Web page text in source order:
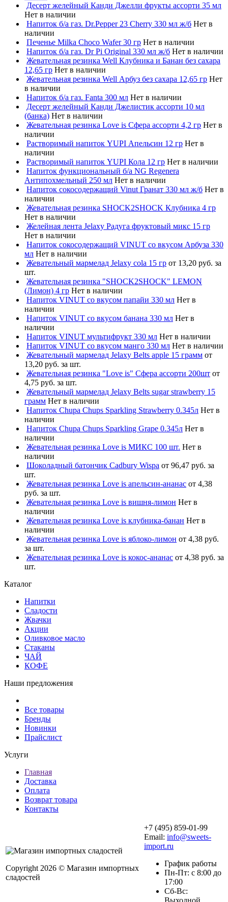
Десерт желейный Канди Джелли фрукты ассорти 35 мл
Нет в наличии
Напиток б/а газ. Dr.Pepper 23 Cherry 330 мл ж/б Нет в
наличии
Печенье Milka Choco Wafer 30 гр Нет в наличии
Напиток б/а газ. Dr Pi Original 330 мл ж/б Нет в наличии
Жевательная резинка Well Клубника и Банан без сахара
12,65 гр Нет в наличии
Жевательная резинка Well Арбуз без сахара 12,65 гр Нет
в наличии
Напиток б/а газ. Fanta 300 мл Нет в наличии
Десерт желейный Канди Джелистик ассорти 10 мл
(банка) Нет в наличии
Жевательная резинка Love is Сфера ассорти 4,2 гр Нет в
наличии
Растворимый напиток YUPI Апельсин 12 гр Нет в
наличии
Растворимый напиток YUPI Кола 12 гр Нет в наличии
Напиток функциональный б/а NG Regenera
Антипохмельный 250 мл Нет в наличии
Напиток сокосодержащий Vinut Гранат 330 мл ж/б Нет в
наличии
Жевательная резинка SHOCK2SHOCK Клубника 4 гр
Нет в наличии
Желейная лента Jelaxy Радуга фруктовый микс 15 гр
Нет в наличии
Напиток сокосодержащий VINUT со вкусом Арбуза 330
мл Нет в наличии
Жевательный мармелад Jelaxy cola 15 гр от 13,20 руб. за
шт.
Жевательная резинка "SHOCK2SHOCK" LEMON
(Лимон) 4 гр Нет в наличии
Напиток VINUT со вкусом папайи 330 мл Нет в
наличии
Напиток VINUT со вкусом банана 330 мл Нет в
наличии
Напиток VINUT мультифрукт 330 мл Нет в наличии
Напиток VINUT со вкусом манго 330 мл Нет в наличии
Жевательный мармелад Jelaxy Belts apple 15 грамм от
13,20 руб. за шт.
Жевательная резинка "Love is" Сфера ассорти 200шт от
4,75 руб. за шт.
Жевательный мармелад Jelaxy Belts sugar strawberry 15
грамм Нет в наличии
Напиток Chupa Chups Sparkling Strawberry 0.345л Нет в
наличии
Напиток Chupa Chups Sparkling Grape 0.345л Нет в
наличии
Жевательная резинка Love is МИКС 100 шт. Нет в
наличии
Шоколадный батончик Cadbury Wispa от 96,47 руб. за
шт.
Жевательная резинка Love is апельсин-ананас от 4,38
руб. за шт.
Жевательная резинка Love is вишня-лимон Нет в
наличии
Жевательная резинка Love is клубника-банан Нет в
наличии
Жевательная резинка Love is яблоко-лимон от 4,38 руб.
за шт.
Жевательная резинка Love is кокос-ананас от 4,38 руб. за
шт.
Каталог
Напитки
Сладости
Жвачки
Акции
Оливковое масло
Стаканы
ЧАЙ
КОФЕ
Наши предложения
Все товары
Бренды
Новинки
Прайслист
Услуги
Главная
Доставка
Оплата
Возврат товара
Контакты
Copyright 2026 © Магазин импортных
сладостей
+7 (495) 859-01-99
Email: info@sweets-
import.ru
График работы
Пн-Пт: с 8:00 до
17:00
Сб-Вс:
Выходной